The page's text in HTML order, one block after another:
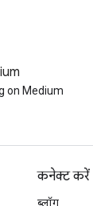
on Medium
कनेक्ट करें
ब्लॉग